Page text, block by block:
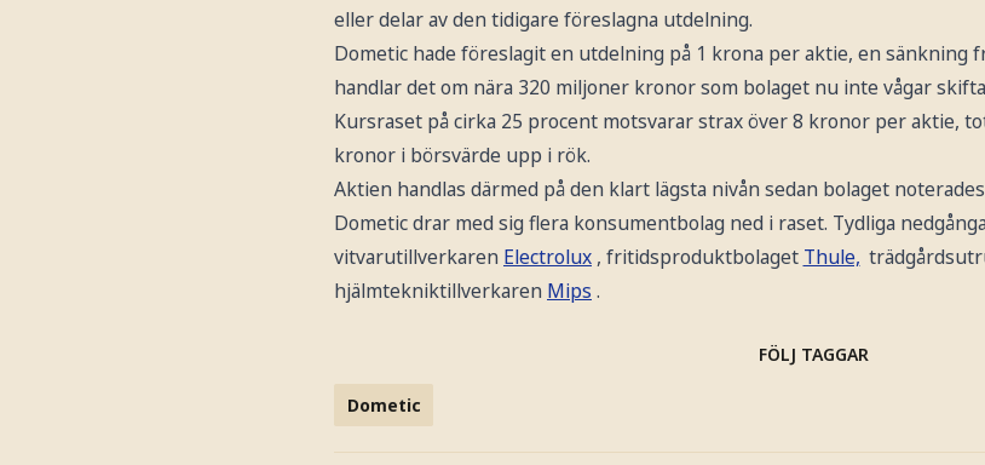
eller delar av den tidigare föreslagna utdelning.
Dometic hade föreslagit en utdelning på 1 krona per aktie, en sänkning
handlar det om nära 320 miljoner kronor som bolaget nu inte vågar
Kursraset på cirka 25 procent motsvarar strax över 8 kronor per aktie,
kronor i börsvärde upp i rök.
Aktien handlas därmed på den klart lägsta nivån sedan bolaget
Dometic drar med sig flera konsumentbolag ned i raset. Tydliga
vitvarutillverkaren Electrolux , fritidsproduktbolaget Thule,
hjälmtekniktillverkaren Mips .
FÖLJ TAGGAR
Dometic